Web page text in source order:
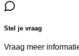
Stel je vraag
Vraag meer